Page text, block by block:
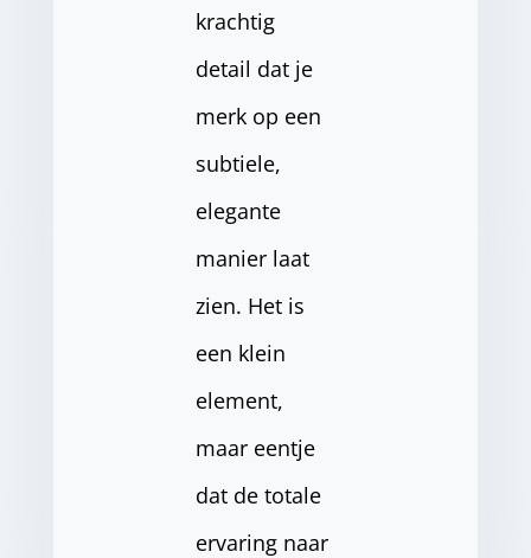
krachtig
detail dat je
merk op een
subtiele,
elegante
manier laat
zien. Het is
een klein
element,
maar eentje
dat de totale
ervaring naar